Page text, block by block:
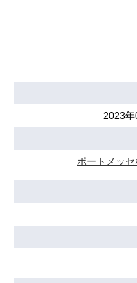
2023年
ポートメッ